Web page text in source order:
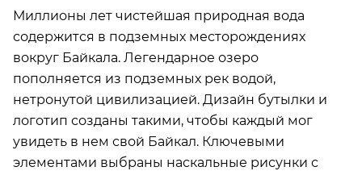
Миллионы лет чистейшая природная вода
содержится в подземных месторождениях
вокруг Байкала. Легендарное озеро
пополняется из подземных рек водой,
нетронутой цивилизацией. Дизайн бутылки и
логотип созданы такими, чтобы каждый мог
увидеть в нем свой Байкал. Ключевыми
элементами выбраны наскальные рисунки с